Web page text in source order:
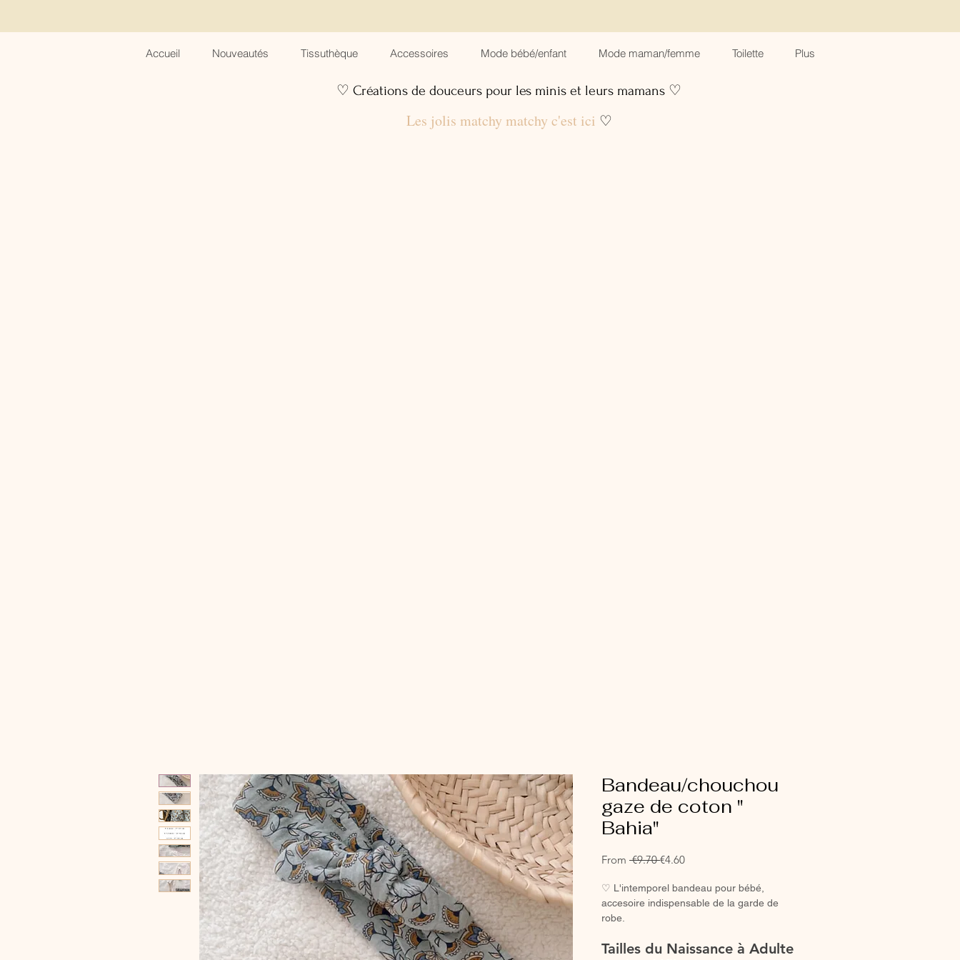
Accueil Nouveautés Tissuthèque Accessoires Mode bébé/enfant Mode maman/femme Toilette Plus
♡ Créations de douceurs pour les minis et leurs mamans ♡
Les jolis matchy matchy c'est ici ♡
Bandeau/chouchou
gaze de coton "
Bahia"
From €9.70 Regular
€4.60Sale
♡ L'intemporel bandeau pour bébé,
accesoire indispensable de la garde de
robe.
main.
Tailles du Naissance à Adulte